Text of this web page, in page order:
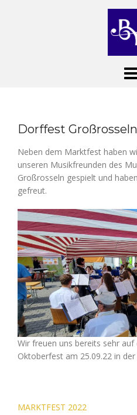
Dorffest Großrosseln
Neben dem Marktfest haben
unseren Musikfreunden des
Großrosseln gespielt und
gefreut.
Wir freuen uns bereits sehr
Oktoberfest am 25.09.22 in der
Beitragsnavigation
MARKTFEST 2022